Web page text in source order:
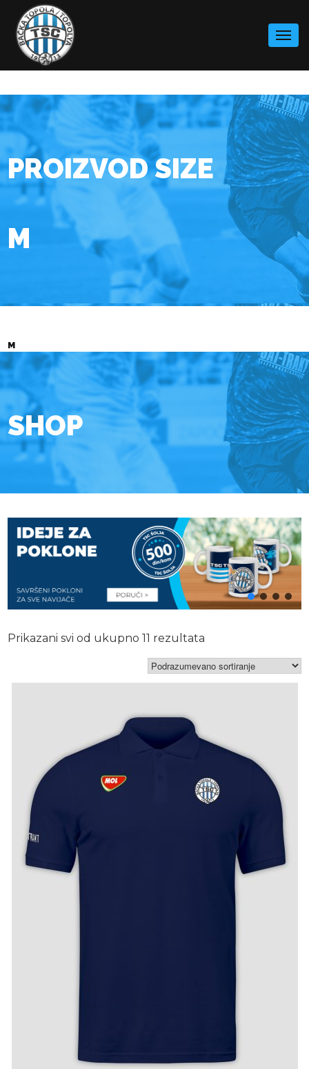
content
PROIZVOD SIZE
M
M
SHOP
Prikazani svi od ukupno 11 rezultata